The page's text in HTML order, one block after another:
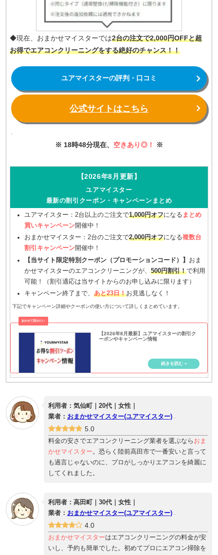
◆現在、おまかせマイスターでは2台の注文で2,000円OFFと超
お得でエアコンクリーニングをする絶好のチャンス！！
ユアマイスターの評判・口コミ
公式サイトはこちら
※ 18時48分現在、 空きあり◎！ ※
【2026年8月更新】
ユアマイスター
最新の割引クーポン・キャンペーンまとめ
ユアマイスター：2台以上のご注文で1,000円オフになる まとめ
買いキャンペーン開催中！
おまかせマイスター：2台のご注文で2,000円オフになる複数台
割引キャンペーン開催中！
【当サイト限定特別クーポン（プロモーションコード）】
おま
かせマイスターのエアコンクリーニングが、 500円割引！で利用
可能！（割引適応は当サイトからのお申し込みに限ります）
キャンペーン終了まで、 あと23日！お見逃しなく！
下記でキャンペーン詳細やクーポンの使い方について詳しくまとめています。
【2026年8月最新】ユアマイスターの割引ク
ーポンやキャンペーン情報
利用者：気仙町｜20代｜女性｜
業者： おまかせマイスター(ユアマイスター)
5.0
料金の安さでエアコンクリーニング業者を選ぶなら おま
かせマイスター。恐らく陸前高田市で一番安いと言って
も過言じゃないのに、プロがしっかりエアコンを綺麗に
してくれました。
利用者：高田町｜30代｜女性｜
業者： おまかせマイスター(ユアマイスター)
4.0
おまかせマイスターはエアコンクリーニングの料金が安
いし、予約も簡単でした。初めてプロにエアコン掃除を